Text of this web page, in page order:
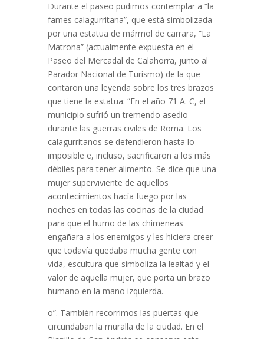
Durante el paseo pudimos contemplar a “la
fames calagurritana”, que está simbolizada
por una estatua de mármol de carrara, “La
Matrona” (actualmente expuesta en el
Paseo del Mercadal de Calahorra, junto al
Parador Nacional de Turismo) de la que
contaron una leyenda sobre los tres brazos
que tiene la estatua: “En el año 71 A. C, el
municipio sufrió un tremendo asedio
durante las guerras civiles de Roma. Los
calagurritanos se defendieron hasta lo
imposible e, incluso, sacrificaron a los más
débiles para tener alimento. Se dice que una
mujer superviviente de aquellos
acontecimientos hacía fuego por las
noches en todas las cocinas de la ciudad
para que el humo de las chimeneas
engañara a los enemigos y les hiciera creer
que todavía quedaba mucha gente con
vida, escultura que simboliza la lealtad y el
valor de aquella mujer, que porta un brazo
humano en la mano izquierda.
o”. También recorrimos las puertas que
circundaban la muralla de la ciudad. En el